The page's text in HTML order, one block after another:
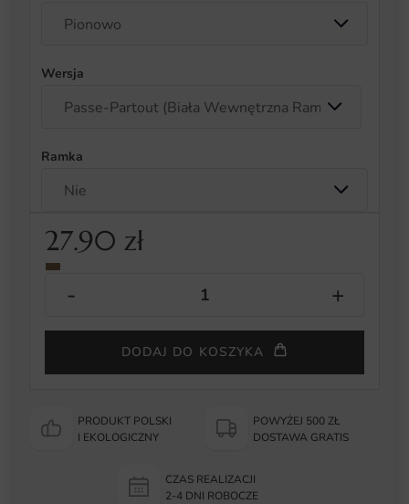
Wersja
Ramka
27.90 zł
DODAJ DO KOSZYKA
PRODUKT POLSKI
I EKOLOGICZNY
POWYŻEJ 500 ZŁ
DOSTAWA GRATIS
CZAS REALIZACJI
2-4 DNI ROBOCZE